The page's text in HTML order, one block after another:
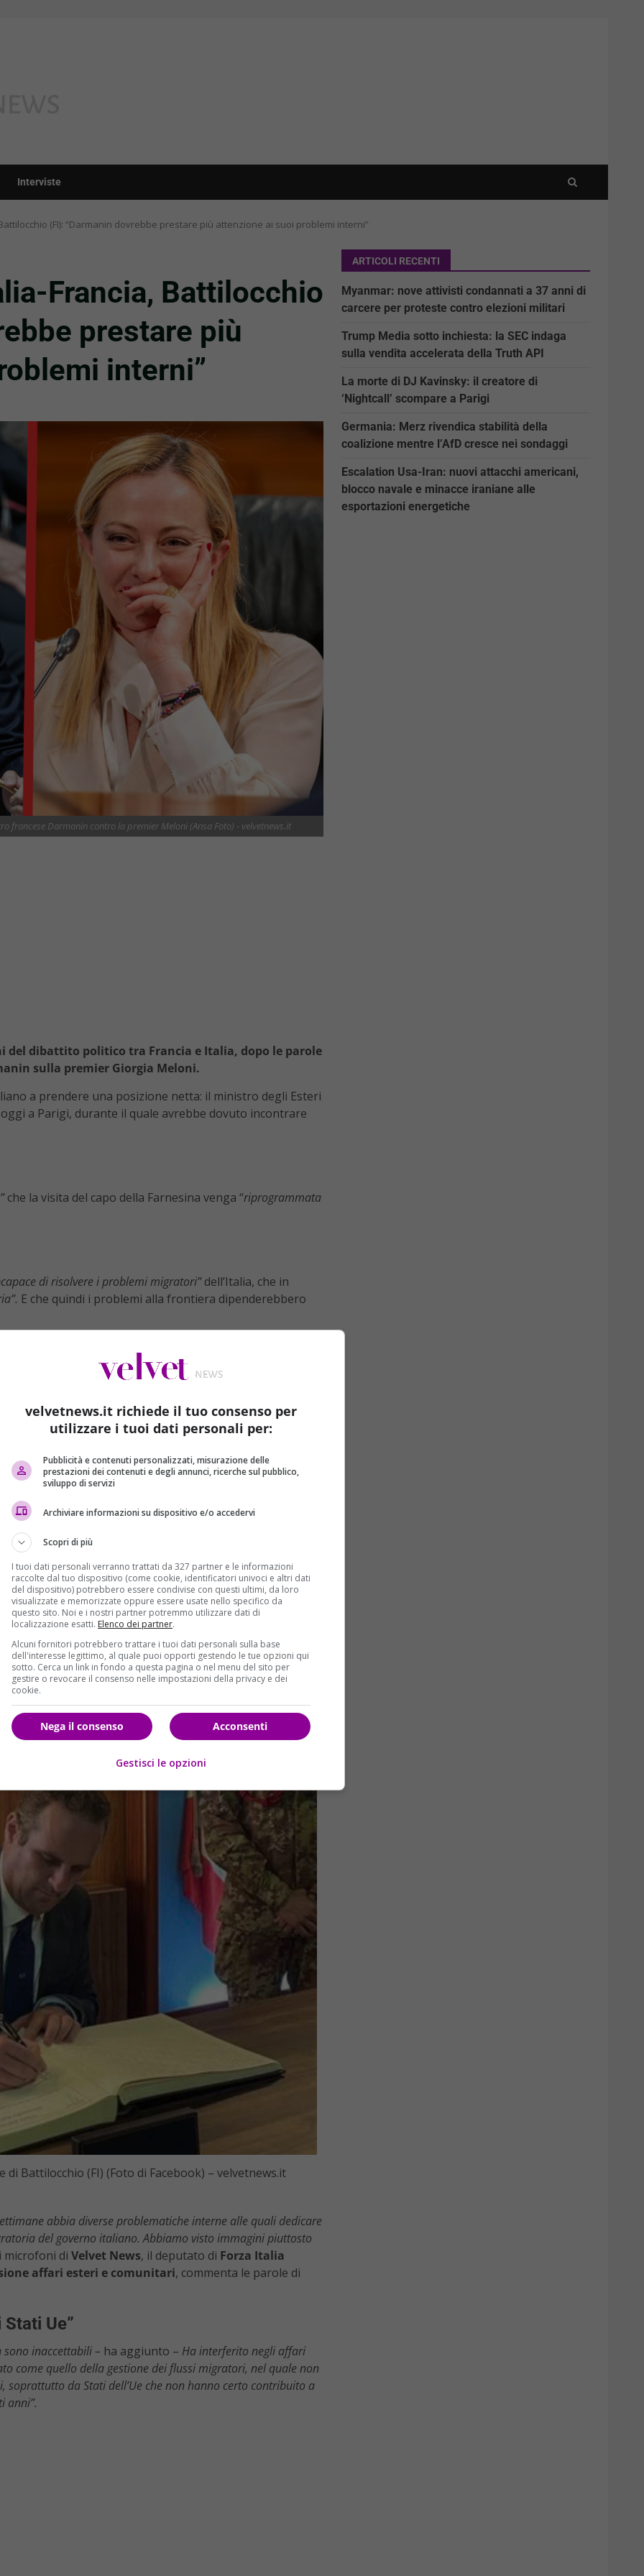
Interviste
(FI): “Darmanin dovrebbe prestare più attenzione ai suoi problemi interni”
Francia, Battilocchio
prestare più
interni”
francese Darmanin contro la premier Meloni (Ansa Foto) - velvetnews.it
del dibattito politico tra Francia e Italia, dopo le parole
sulla premier Giorgia Meloni.
a prendere una posizione netta: il ministro degli Esteri
a Parigi, durante il quale avrebbe dovuto incontrare
che la visita del capo della Farnesina venga “riprogrammata
di risolvere i problemi migratori”dell’Italia, che in
E che quindi i problemi alla frontiera dipenderebbero
italiana), ha dichiarato anche che Marine Le Pen e
cioè “mentire alla popolazione”.
“Parole inaccettabili”
italianoAntonio Tajani: “Non andrò a Parigi per il
ed all’Italia pronunciate dal ministro Gérald Darmanin
dovrebbero affrontare sfide europee comuni”,ha twittato.
problemi interni a cui
Battilocchio (FI) (Foto di Facebook) – velvetnews.it
abbia diverse problematiche interne alle quali dedicare
del governo italiano. Abbiamo visto immagini piuttosto
microfoni di Velvet News, il deputato di Forza Italia
affari esteri e comunitari, commenta le parole di
Ue”
sono inaccettabili – ha aggiunto – Ha interferito negli affari
come quello della gestione dei flussi migratori, nel quale non
soprattutto da Stati dell’Ue che non hanno certo contribuito a
anni”.
ARTICOLI RECENTI
Myanmar: nove attivisti condannati a 37 anni di
carcere per proteste contro elezioni militari
Trump Media sotto inchiesta: la SEC indaga
sulla vendita accelerata della Truth API
La morte di DJ Kavinsky: il creatore di
‘Nightcall’ scompare a Parigi
Germania: Merz rivendica stabilità della
coalizione mentre l’AfD cresce nei sondaggi
Escalation Usa-Iran: nuovi attacchi americani,
blocco navale e minacce iraniane alle
esportazioni energetiche
velvetnews.it richiede il tuo consenso per
utilizzare i tuoi dati personali per:
Pubblicità e contenuti personalizzati, misurazione delle
prestazioni dei contenuti e degli annunci, ricerche sul pubblico,
sviluppo di servizi
Archiviare informazioni su dispositivo e/o accedervi
Scopri di più
I tuoi dati personali verranno trattati da 327 partner e le informazioni
raccolte dal tuo dispositivo (come cookie, identificatori univoci e altri dati
del dispositivo) potrebbero essere condivise con questi ultimi, da loro
visualizzate e memorizzate oppure essere usate nello specifico da
questo sito. Noi e i nostri partner potremmo utilizzare dati di
localizzazione esatti. Elenco dei partner.
Alcuni fornitori potrebbero trattare i tuoi dati personali sulla base
dell'interesse legittimo, al quale puoi opporti gestendo le tue opzioni qui
sotto. Cerca un link in fondo a questa pagina o nel menu del sito per
gestire o revocare il consenso nelle impostazioni della privacy e dei
cookie.
Acconsenti
Nega il consenso
Gestisci le opzioni